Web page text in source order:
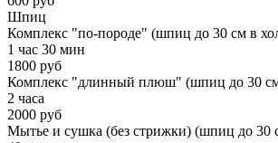
Шпиц
Комплекс "по-породе" (шпиц до 30 см в
1 час 30 мин
1800 руб
Комплекс "длинный плюш" (шпиц до 30 см
2 часа
2000 руб
Мытье и сушка (без стрижки) (шпиц до 30